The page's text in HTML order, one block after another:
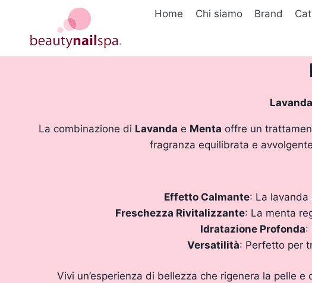
contenuto
Home Chi siamo Brand
La combinazione di Lavanda e Menta offre un
fragranza equilibrata e
Effetto Calmante: La lavanda
Freschezza Rivitalizzante: La menta
Idratazione Profonda:
Versatilità: Perfetto per
Vivi un’esperienza di bellezza che rigenera la pelle